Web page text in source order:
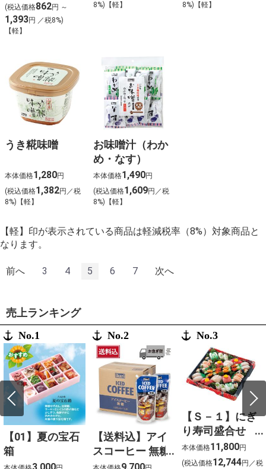
(税込価格862円 ～
1,393円 ／税8%)
【軽】
8%)【軽】
8%)【軽】
うき糀味噌
本体価格1,280円
(税込価格1,382円／税
8%)【軽】
お味噌汁（わか
め・なす）
本体価格1,490円
(税込価格1,609円／税
8%)【軽】
【軽】印が表示されている商品は軽減税率（8%）対象商品と
なります。
前へ 3 4 5 6 7 次へ
売上ランキング
No.1
【01】夏の宝石
箱
No.2
【送料込】アイ
スコーヒー 無糖
〈ケース販売〉
No.3
【Ｓ－１】にぎ
り寿司盛合せ
（上）〈４人
前〉
本体価格11,800円
(税込価格12,744円／税